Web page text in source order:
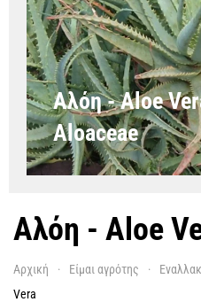
Αλόη - Aloe
Αρχική Είμαι αγρότης
Vera
Αλόη - Aloe
Aloaceae